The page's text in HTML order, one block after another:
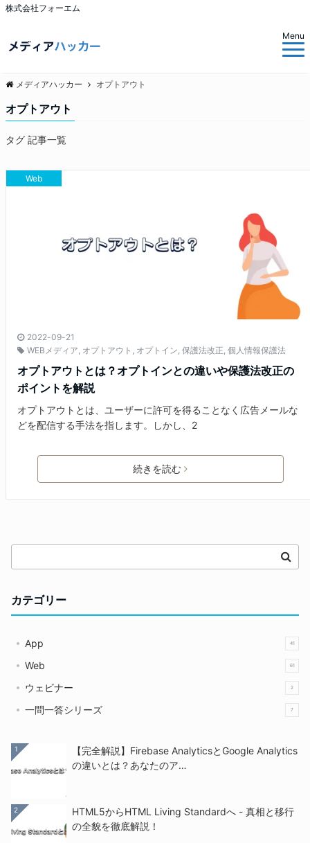
株式会社フォーエム
Menu
メディアハッカー オプトアウト
オプトアウト
タグ 記事一覧
Web
2022-09-21
WEBメディア オプトアウト オプトイン 保護法改正 個人情報保護法
オプトアウトとは？オプトインとの違いや保護法改正の
ポイントを解説
オプトアウトとは、ユーザーに許可を得ることなく広告メールな
どを配信する手法を指します。しかし、2
続きを読む
カテゴリー
App 41
Web 61
ウェビナー 2
一問一答シリーズ 7
1
【完全解説】Firebase AnalyticsとGoogle Analytics
の違いとは？あなたのア…
2
HTML5からHTML Living Standardへ - 真相と移行
の全貌を徹底解説！